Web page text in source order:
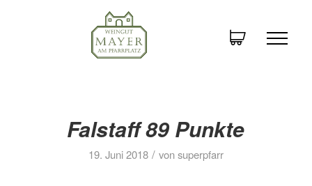
Falstaff 89 Punkte
19. Juni 2018 / vonsuperpfarr